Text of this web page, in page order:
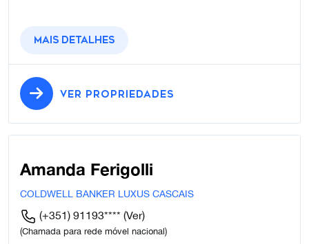
Mais detalhes
VER PROPRIEDADES
Amanda Ferigolli
COLDWELL BANKER LUXUS CASCAIS
(+351) 91193**** (Ver)
(Chamada para rede móvel nacional)